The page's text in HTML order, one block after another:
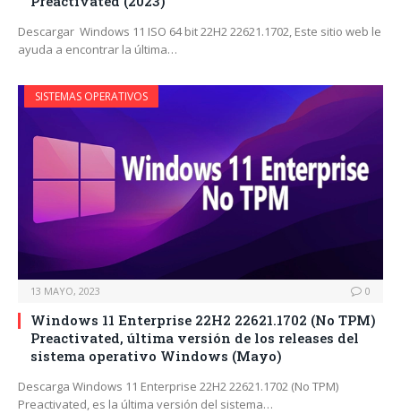
Descargar Windows 11 ISO 64 bit 22H2 22621.1702, Este sitio web le
ayuda a encontrar la última…
SISTEMAS OPERATIVOS
13 MAYO, 2023 0
Windows 11 Enterprise 22H2 22621.1702 (No TPM)
Preactivated, última versión de los releases del
sistema operativo Windows (Mayo)
Descarga Windows 11 Enterprise 22H2 22621.1702 (No TPM)
Preactivated, es la última versión del sistema…